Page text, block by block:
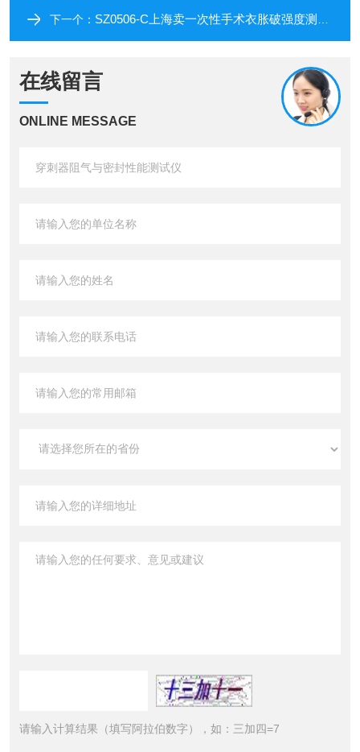
下一个： SZ0506-C上海卖一次性手术衣胀破强度测试仪
在线留言
ONLINE MESSAGE
请输入计算结果（填写阿拉伯数字），如：三加四=7